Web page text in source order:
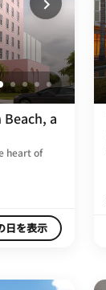
Beach, a
heart of
日を表示